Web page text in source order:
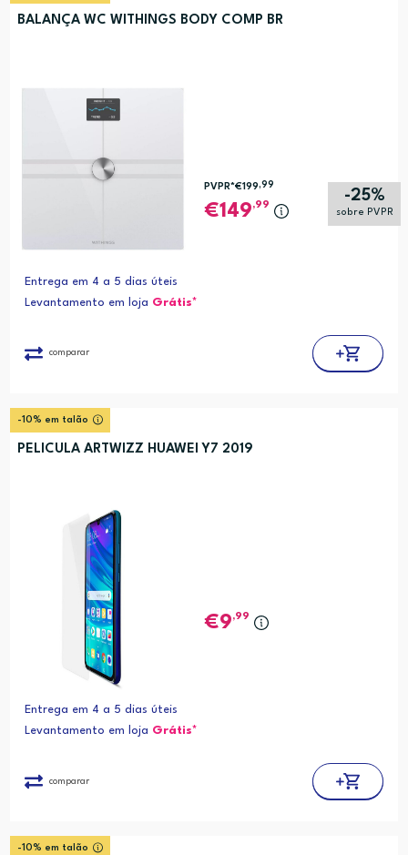
BALANÇA WC WITHINGS BODY COMP BR
-25%
sobre PVPR
PVPR*€199 ,99
149,99
Entrega em 4 a 5 dias úteis
Levantamento em loja Grátis*
comparar
-10% em talão
PELICULA ARTWIZZ HUAWEI Y7 2019
9,99
Entrega em 4 a 5 dias úteis
Levantamento em loja Grátis*
comparar
-10% em talão